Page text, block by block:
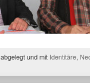
abgelegt und mit Identitäre,